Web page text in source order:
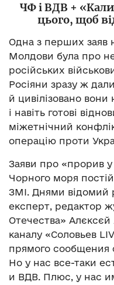
ЧФ і ВДВ +
цього, щоб
Одна з перших заяв
Молдови була про
російських
Росіяни зразу ж
й цивілізовано вони
і навіть готові
міжетнічний
операцію проти
Заяви про «прорив у
Чорного моря
ЗМІ. Днями відомий
експерт, редактор
Отечества» Алєксєй
каналу «Соловьев
прямого сообщения
Но у нас все-таки
и ВДВ. Плюс, у нас